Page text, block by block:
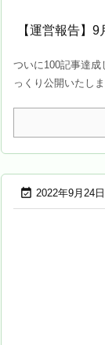
【運営報告】
ついに100記事達
っくり公開いたしま
 2022年9月24日